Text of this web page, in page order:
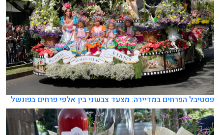
פסטיבל הפרחים במדיירה: מצעד צבעוני בין אלפי פרחים בפונשל